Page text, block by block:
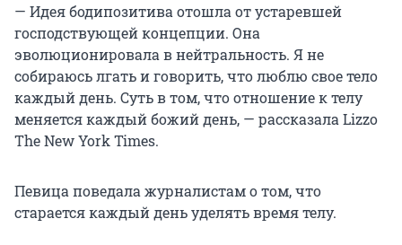
— Идея бодипозитива отошла от устаревшей
господствующей концепции. Она
эволюционировала в нейтральность. Я не
собираюсь лгать и говорить, что люблю свое тело
каждый день. Суть в том, что отношение к телу
меняется каждый божий день, — рассказала Lizzo
The New York Times.
Певица поведала журналистам о том, что
старается каждый день уделять время телу.